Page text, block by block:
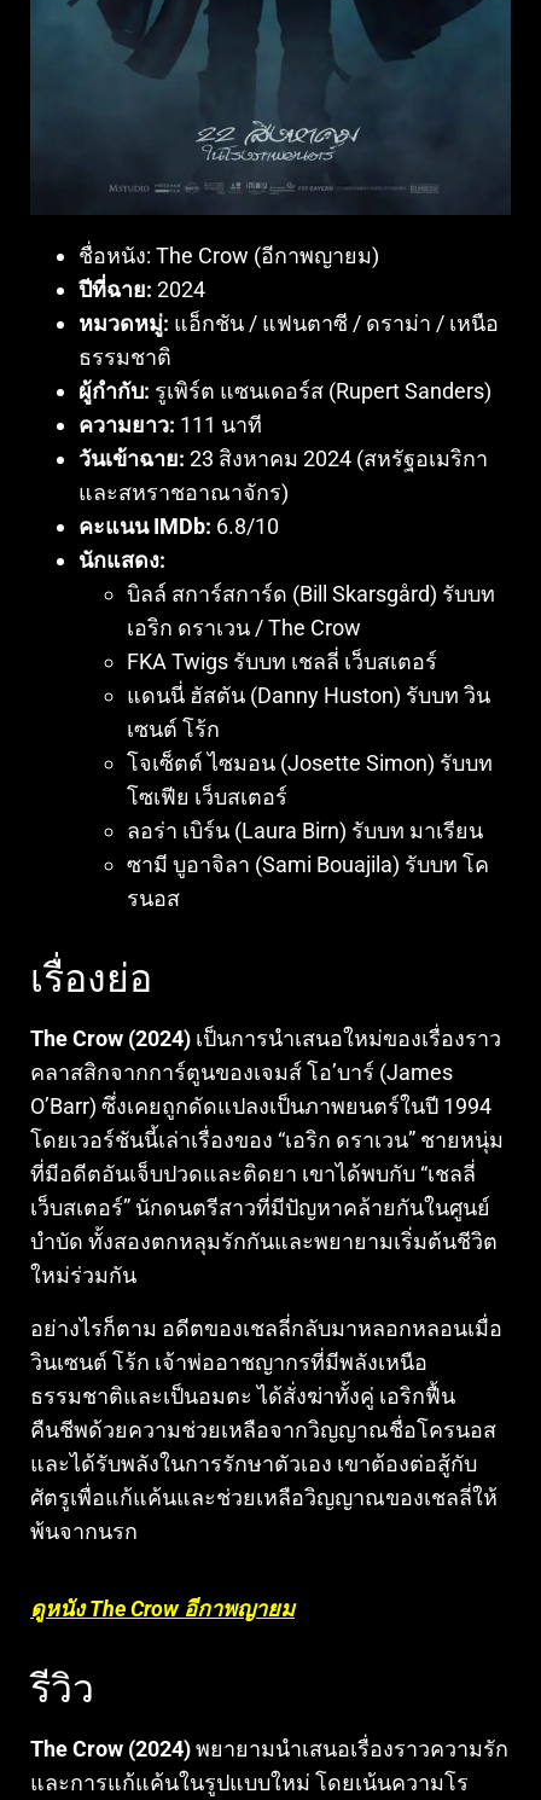
ชื่อหนัง: The Crow (อีกาพญายม)
ปีที่ฉาย: 2024
หมวดหมู่: แอ็กชัน / แฟนตาซี / ดราม่า / เหนือ
ธรรมชาติ
ผู้กำกับ: รูเพิร์ต แซนเดอร์ส (Rupert Sanders)
ความยาว: 111 นาที
วันเข้าฉาย: 23 สิงหาคม 2024 (สหรัฐอเมริกา
และสหราชอาณาจักร)
คะแนน IMDb: 6.8/10
นักแสดง:
บิลล์ สการ์สการ์ด (Bill Skarsgård) รับบท
เอริก ดราเวน / The Crow
FKA Twigs รับบท เชลลี่ เว็บสเตอร์
แดนนี่ ฮัสตัน (Danny Huston) รับบท วิน
เซนต์ โร้ก
โจเซ็ตต์ ไซมอน (Josette Simon) รับบท
โซเฟีย เว็บสเตอร์
ลอร่า เบิร์น (Laura Birn) รับบท มาเรียน
ซามี บูอาจิลา (Sami Bouajila) รับบท โค
รนอส
เรื่องย่อ
The Crow (2024) เป็นการนำเสนอใหม่ของเรื่องราว
คลาสสิกจากการ์ตูนของเจมส์ โอ’บาร์ (James
O’Barr) ซึ่งเคยถูกดัดแปลงเป็นภาพยนตร์ในปี 1994
โดยเวอร์ชันนี้เล่าเรื่องของ “เอริก ดราเวน” ชายหนุ่ม
ที่มีอดีตอันเจ็บปวดและติดยา เขาได้พบกับ “เชลลี่
เว็บสเตอร์” นักดนตรีสาวที่มีปัญหาคล้ายกันในศูนย์
บำบัด ทั้งสองตกหลุมรักกันและพยายามเริ่มต้นชีวิต
ใหม่ร่วมกัน
อย่างไรก็ตาม อดีตของเชลลี่กลับมาหลอกหลอนเมื่อ
วินเซนต์ โร้ก เจ้าพ่ออาชญากรที่มีพลังเหนือ
ธรรมชาติและเป็นอมตะ ได้สั่งฆ่าทั้งคู่ เอริกฟื้น
คืนชีพด้วยความช่วยเหลือจากวิญญาณชื่อโครนอส
และได้รับพลังในการรักษาตัวเอง เขาต้องต่อสู้กับ
ศัตรูเพื่อแก้แค้นและช่วยเหลือวิญญาณของเชลลี่ให้
พ้นจากนรก
ดูหนัง The Crow อีกาพญายม
รีวิว
The Crow (2024)พยายามนำเสนอเรื่องราวความรัก
และการแก้แค้นในรูปแบบใหม่ โดยเน้นความโร